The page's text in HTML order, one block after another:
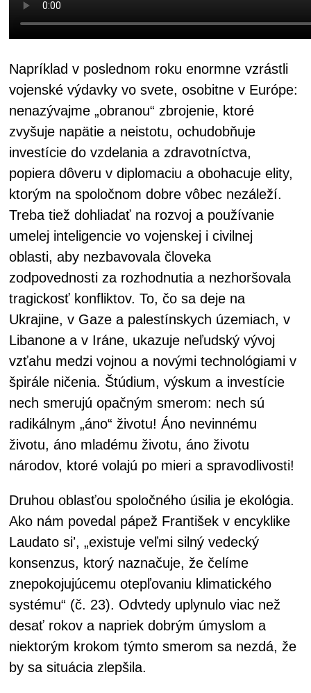
Napríklad v poslednom roku enormne vzrástli
vojenské výdavky vo svete, osobitne v Európe:
nenazývajme „obranou“ zbrojenie, ktoré
zvyšuje napätie a neistotu, ochudobňuje
investície do vzdelania a zdravotníctva,
popiera dôveru v diplomaciu a obohacuje elity,
ktorým na spoločnom dobre vôbec nezáleží.
Treba tiež dohliadať na rozvoj a používanie
umelej inteligencie vo vojenskej i civilnej
oblasti, aby nezbavovala človeka
zodpovednosti za rozhodnutia a nezhoršovala
tragickosť konfliktov. To, čo sa deje na
Ukrajine, v Gaze a palestínskych územiach, v
Libanone a v Iráne, ukazuje neľudský vývoj
vzťahu medzi vojnou a novými technológiami v
špirále ničenia. Štúdium, výskum a investície
nech smerujú opačným smerom: nech sú
radikálnym „áno“ životu! Áno nevinnému
životu, áno mladému životu, áno životu
národov, ktoré volajú po mieri a spravodlivosti!
Druhou oblasťou spoločného úsilia je ekológia.
Ako nám povedal pápež František v encyklike
Laudato siʼ, „existuje veľmi silný vedecký
konsenzus, ktorý naznačuje, že čelíme
znepokojujúcemu otepľovaniu klimatického
systému“ (č. 23). Odvtedy uplynulo viac než
desať rokov a napriek dobrým úmyslom a
niektorým krokom týmto smerom sa nezdá, že
by sa situácia zlepšila.